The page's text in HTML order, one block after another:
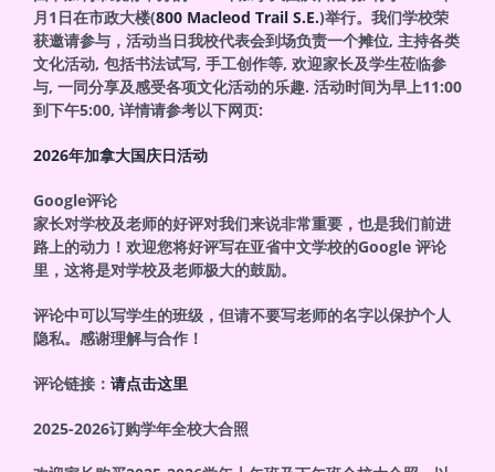
月1日在市政大楼(800 Macleod Trail S.E.)举行。我们学校荣
获邀请参与，活动当日我校代表会到场负责一个摊位, 主持各类
文化活动, 包括书法试写, 手工创作等, 欢迎家长及学生莅临参
与, 一同分享及感受各项文化活动的乐趣. 活动时间为早上11:00
到下午5:00, 详情请参考以下网页:
2026年加拿大国庆日活动
Google评论
家长对学校及老师的好评对我们来说非常重要，也是我们前进
路上的动力！欢迎您将好评写在亚省中文学校的Google 评论
里，这将是对学校及老师极大的鼓励。
评论中可以写学生的班级，但请不要写老师的名字以保护个人
隐私。感谢理解与合作！
评论链接： 请点击这里
2025-2026订购学年全校大合照